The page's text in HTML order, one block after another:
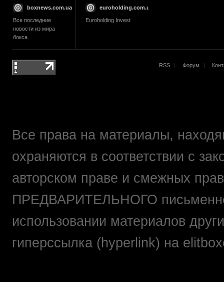
boxnews.com.ua
Все последние
новости из мира
бокса
euroholding.com.ua
Euroholding Invest
RSS Форум
Все права на материалы,
охраняются в соответствии с
авторском праве и смежных
ПРЕДВАРИТЕЛЬНОГО
использовании материалов
гиперссылка (hyperlink) на